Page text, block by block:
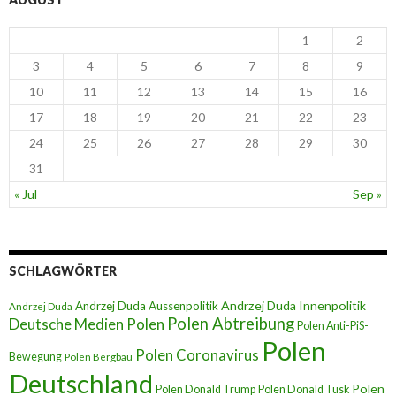
« Jul Sep »
1
2
3
4 5 6 7 8
9
10
11 12 13 14 15
16
17
18 19 20 21 22
23
24
25 26 27 28 29
30
31
SCHLAGWÖRTER
Andrzej Duda Andrzej Duda AussenpolitikAndrzej Duda Innenpolitik
Deutsche Medien Polen Polen Abtreibung Polen Anti-PiS-
Bewegung Polen Bergbau Polen Coronavirus Polen
Deutschland Polen Donald Trump Polen Donald Tusk Polen